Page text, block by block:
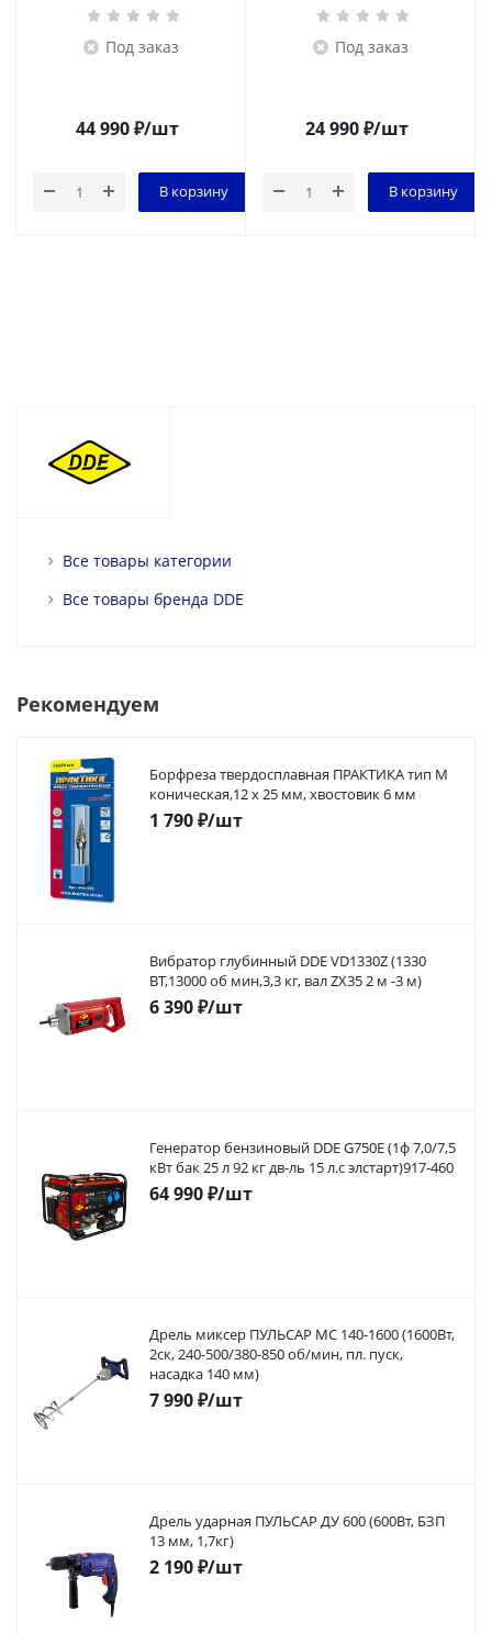
Под заказ
44 990₽/шт
В корзину
Под заказ
24 990₽/шт
В корзину
Все товары категории
Все товары бренда DDE
Рекомендуем
Борфреза твердосплавная ПРАКТИКА тип M
коническая,12 х 25 мм, хвостовик 6 мм
1 790₽/шт
Вибратор глубинный DDE VD1330Z (1330
ВТ,13000 об мин,3,3 кг, вал ZX35 2 м -3 м)
6 390₽/шт
Генератор бензиновый DDE G750E (1ф 7,0/7,5
кВт бак 25 л 92 кг дв-ль 15 л.с элстарт)917-460
64 990₽/шт
Дрель миксер ПУЛЬСАР МС 140-1600 (1600Вт,
2ск, 240-500/380-850 об/мин, пл. пуск,
насадка 140 мм)
7 990₽/шт
Дрель ударная ПУЛЬСАР ДУ 600 (600Вт, БЗП
13 мм, 1,7кг)
2 190₽/шт